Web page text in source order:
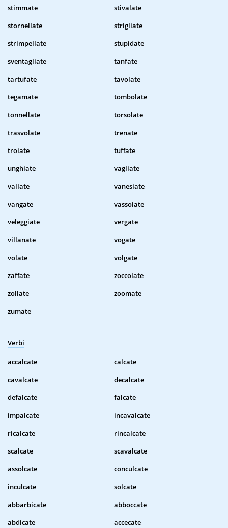
stimmate
stivalate
stornellate
strigliate
strimpellate
stupidate
sventagliate
tanfate
tartufate
tavolate
tegamate
tombolate
tonnellate
torsolate
trasvolate
trenate
troiate
tuffate
unghiate
vagliate
vallate
vanesiate
vangate
vassoiate
veleggiate
vergate
villanate
vogate
volate
volgate
zaffate
zoccolate
zollate
zoomate
zumate
Verbi
accalcate
calcate
cavalcate
decalcate
defalcate
falcate
impalcate
incavalcate
ricalcate
rincalcate
scalcate
scavalcate
assolcate
conculcate
inculcate
solcate
abbarbicate
abboccate
abdicate
accecate